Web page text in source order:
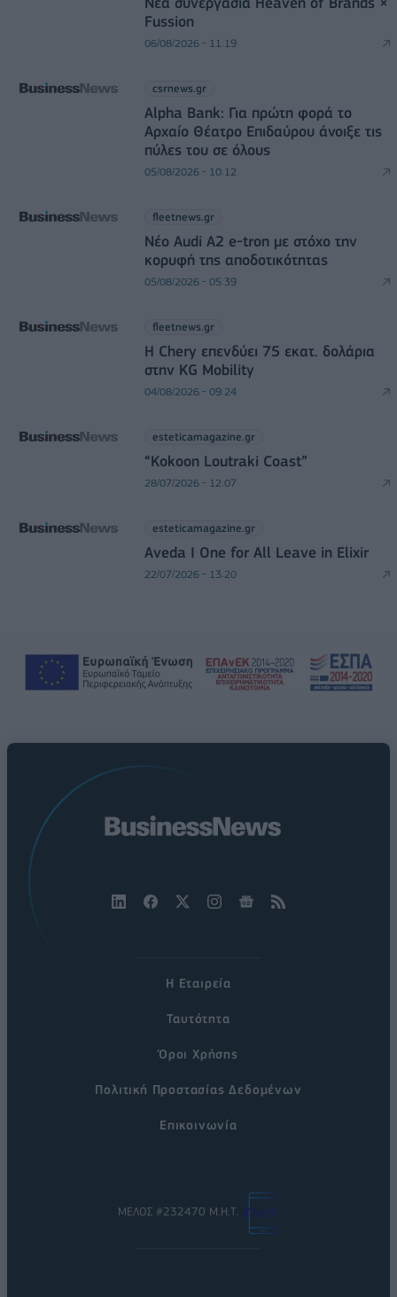
Fussion
06/08/2026 - 11:19
csrnews.gr
Alpha Bank: Για πρώτη φορά το
Αρχαίο Θέατρο Επιδαύρου άνοιξε τις
πύλες του σε όλους
05/08/2026 - 10:12
fleetnews.gr
Νέο Audi A2 e-tron με στόχο την
κορυφή της αποδοτικότητας
05/08/2026 - 05:39
fleetnews.gr
Η Chery επενδύει 75 εκατ. δολάρια
στην KG Mobility
04/08/2026 - 09:24
esteticamagazine.gr
“Kokoon Loutraki Coast”
28/07/2026 - 12:07
esteticamagazine.gr
Aveda I One for All Leave in Elixir
22/07/2026 - 13:20
Η Εταιρεία
Ταυτότητα
Όροι Χρήσης
Πολιτική Προστασίας Δεδομένων
Επικοινωνία
ΜΕΛΟΣ #232470 Μ.Η.Τ.